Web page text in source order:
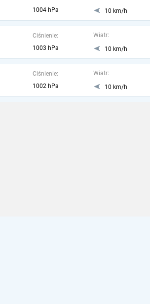
1004 hPa
10 km/h
Ciśnienie:
1003 hPa
Wiatr:
10 km/h
Ciśnienie:
1002 hPa
Wiatr:
10 km/h